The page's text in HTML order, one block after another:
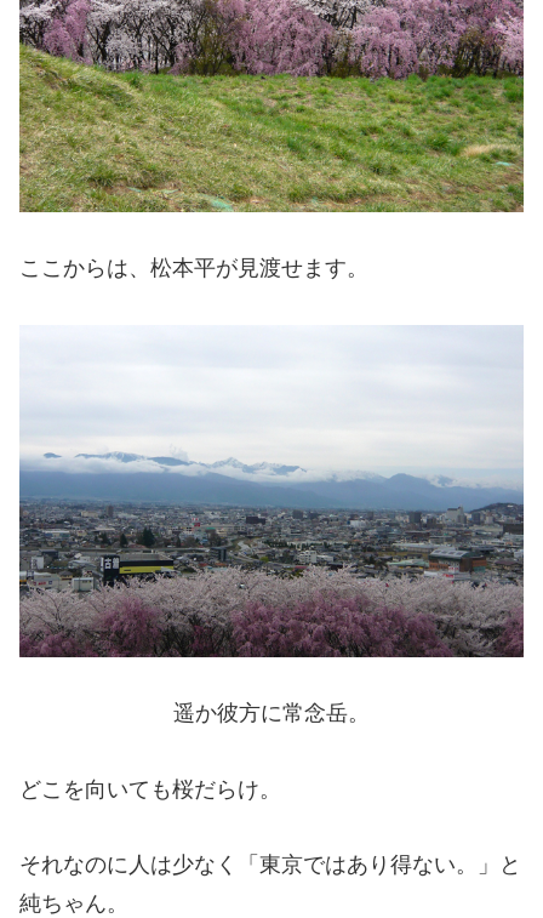
ここからは、松本平が見渡せます。
遥か彼方に常念岳。
どこを向いても桜だらけ。
それなのに人は少なく「東京ではあり得ない。」と
純ちゃん。